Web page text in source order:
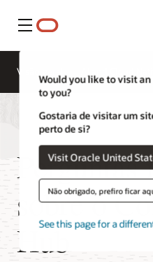
Menu
Would you like to visit
to you?
Gostaria de visitar um
perto de si?
Visit Oracle United
Não obrigado, prefiro ficar
See this page for a
Visão geral
Perguntas
sobre o
Hub